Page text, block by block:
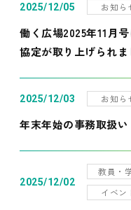
2025/12/05 お知ら
働く広場2025年11月
協定が取り上げられま
2025/12/03 お知ら
年末年始の事務取扱
2025/12/02
教員・
イベン